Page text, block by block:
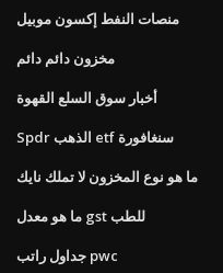
منصات النفط إكسون موبيل
مخزون دائم دائم
أخبار سوق السلع القهوة
Spdr الذهب etf سنغافورة
ما هو نوع المخزون لا تملك نايك
ما هو معدل gst للطب
جداول راتب pwc